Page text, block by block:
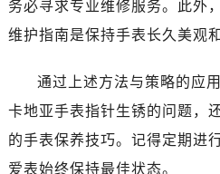
务必寻求专业维修服务。此外
维护指南是保持手表长久美观
通过上述方法与策略的应
卡地亚手表指针生锈的问题，
的手表保养技巧。记得定期进
爱表始终保持最佳状态。